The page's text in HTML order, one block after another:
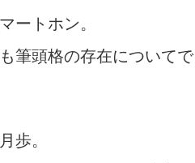
ートホン。
筆頭格の存在についてで
歩。